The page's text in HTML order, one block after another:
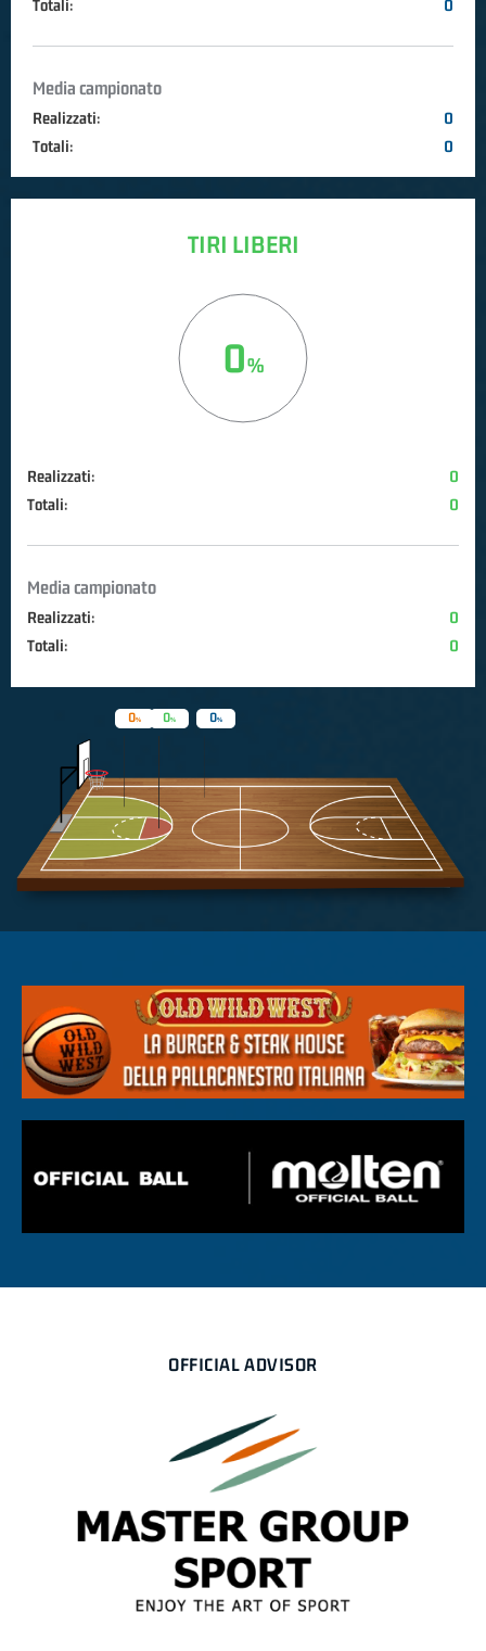
Totali: 0
Media campionato
Realizzati:
0
Totali:
0
TIRI LIBERI
0
Realizzati:
0
Totali:
0
Media campionato
Realizzati:
0
Totali:
0
0
0 0
OFFICIAL ADVISOR